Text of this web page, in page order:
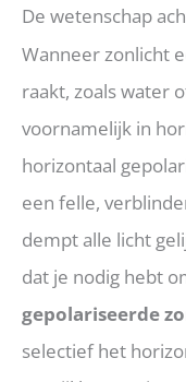
De wetenschap
Wanneer zonlicht
raakt, zoals water
voornamelijk in
horizontaal
een felle,
dempt alle licht
dat je nodig hebt
gepolariseerde
selectief het